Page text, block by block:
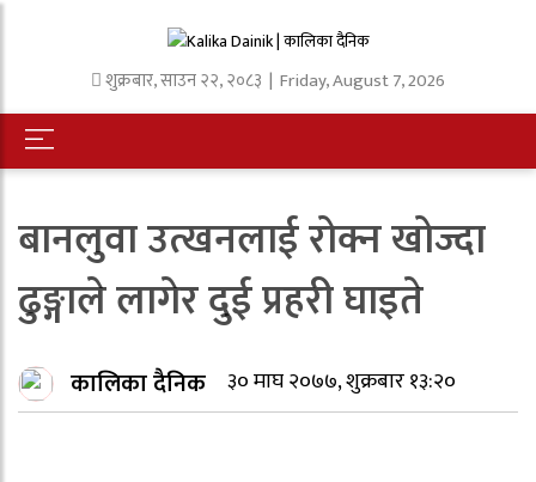
शुक्रबार,साउन२२,२०८३ | Friday, August 7, 2026
बानलुवा उत्खनलाई रोक्न खोज्दा
ढुङ्गाले लागेर दुई प्रहरी घाइते
कालिका दैनिक ३० माघ २०७७, शुक्रबार १३:२०